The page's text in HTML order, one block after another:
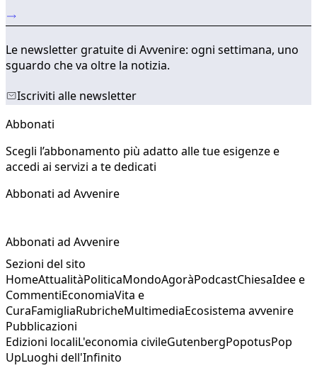
Le newsletter gratuite di Avvenire: ogni settimana, uno
sguardo che va oltre la notizia.
Iscriviti alle newsletter
Abbonati
Scegli l’abbonamento più adatto alle tue esigenze e
accedi ai servizi a te dedicati
Abbonati ad Avvenire
Abbonati ad Avvenire
Sezioni del sito
HomeAttualitàPoliticaMondoAgoràPodcastChiesaIdee e
CommentiEconomiaVita e
CuraFamigliaRubricheMultimediaEcosistema avvenire
Pubblicazioni
Edizioni localiL'economia civileGutenbergPopotusPop
UpLuoghi dell'Infinito